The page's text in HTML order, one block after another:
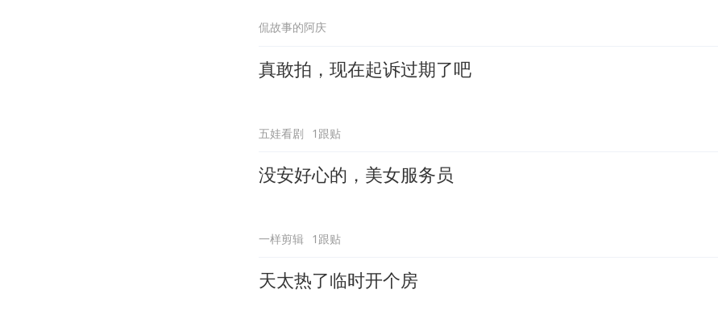
侃故事的阿庆
真敢拍，现在起诉过期了吧
五娃看剧 1跟贴
没安好心的，美女服务员
一样剪辑 1跟贴
天太热了临时开个房